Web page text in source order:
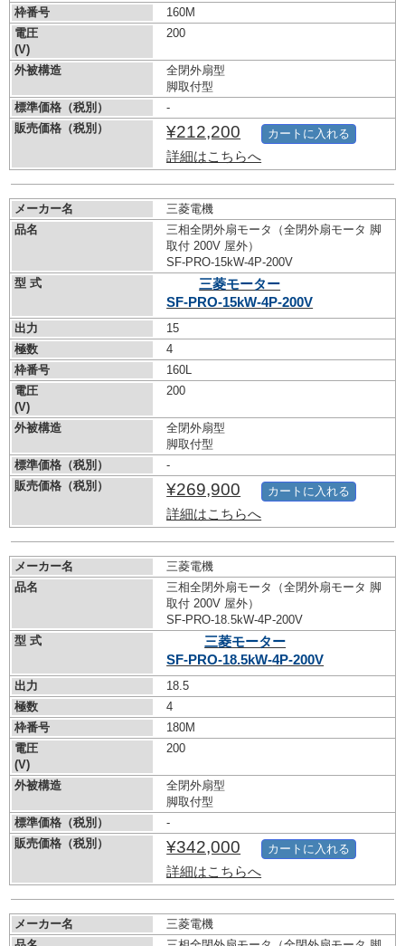
枠番号
160M
電圧
(V)
200
外被構造
全閉外扇型
脚取付型
標準価格（税別）
-
販売価格（税別）
¥212,200
詳細はこちらへ
カートに入れる
メーカー名
三菱電機
品名
三相全閉外扇モータ（全閉外扇モータ 脚
取付 200V 屋外）
SF-PRO-15kW-4P-200V
型 式
三菱モーター
SF-PRO-15kW-4P-200V
出力
15
極数
4
枠番号
160L
電圧
(V)
200
外被構造
全閉外扇型
脚取付型
標準価格（税別）
-
販売価格（税別）
¥269,900
詳細はこちらへ
カートに入れる
メーカー名
三菱電機
品名
三相全閉外扇モータ（全閉外扇モータ 脚
取付 200V 屋外）
SF-PRO-18.5kW-4P-200V
型 式
三菱モーター
SF-PRO-18.5kW-4P-200V
出力
18.5
極数
4
枠番号
180M
電圧
(V)
200
外被構造
全閉外扇型
脚取付型
標準価格（税別）
-
販売価格（税別）
¥342,000
詳細はこちらへ
カートに入れる
メーカー名
三菱電機